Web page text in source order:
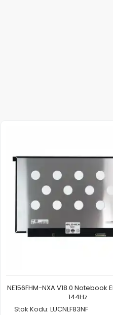
NE156FHM-NXA V18.0 Notebook
144Hz
Stok Kodu: LUCNLF83NF